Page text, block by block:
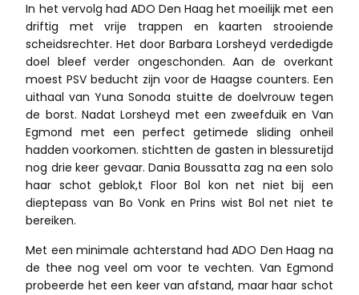
In het vervolg had ADO Den Haag het moeilijk met een
driftig met vrije trappen en kaarten strooiende
scheidsrechter. Het door Barbara Lorsheyd verdedigde
doel bleef verder ongeschonden. Aan de overkant
moest PSV beducht zijn voor de Haagse counters. Een
uithaal van Yuna Sonoda stuitte de doelvrouw tegen
de borst. Nadat Lorsheyd met een zweefduik en Van
Egmond met een perfect getimede sliding onheil
hadden voorkomen. stichtten de gasten in blessuretijd
nog drie keer gevaar. Dania Boussatta zag na een solo
haar schot geblok,t Floor Bol kon net niet bij een
dieptepass van Bo Vonk en Prins wist Bol net niet te
bereiken.
Met een minimale achterstand had ADO Den Haag na
de thee nog veel om voor te vechten. Van Egmond
probeerde het een keer van afstand, maar haar schot